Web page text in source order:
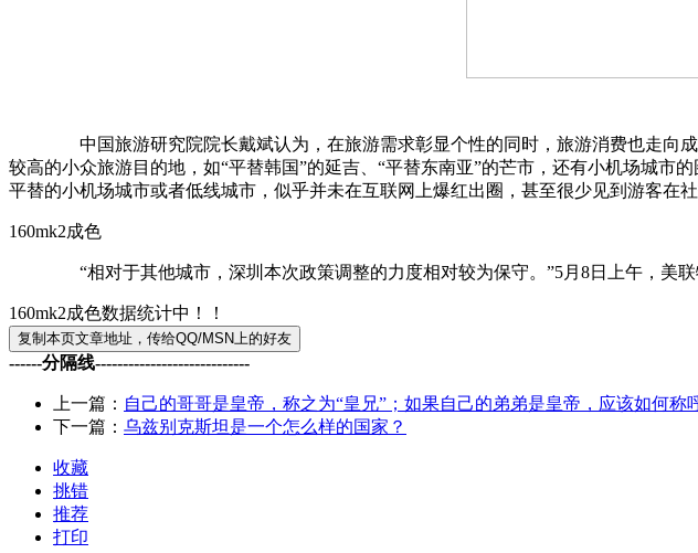
中国旅游研究院院长戴斌认为，在旅游需求彰显个性的同时，旅游消费也走向成
较高的小众旅游目的地，如“平替韩国”的延吉、“平替东南亚”的芒市，还有小机场城市
平替的小机场城市或者低线城市，似乎并未在互联网上爆红出圈，甚至很少见到游客在社
160mk2成色
“相对于其他城市，深圳本次政策调整的力度相对较为保守。”5月8日上午，美联
160mk2成色数据统计中！！
------分隔线----------------------------
上一篇： 自己的哥哥是皇帝，称之为“皇兄”；如果自己的弟弟是皇帝，应该如何称
下一篇： 乌兹别克斯坦是一个怎么样的国家？
收藏
挑错
推荐
打印